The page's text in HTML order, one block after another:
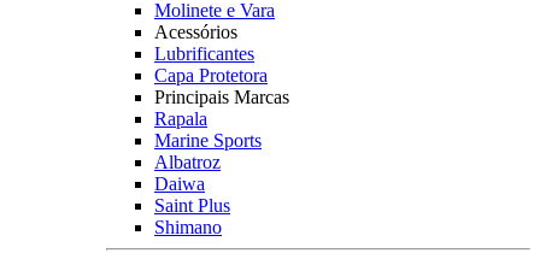
Molinete e Vara
Acessórios
Lubrificantes
Capa Protetora
Principais Marcas
Rapala
Marine Sports
Albatroz
Daiwa
Saint Plus
Shimano